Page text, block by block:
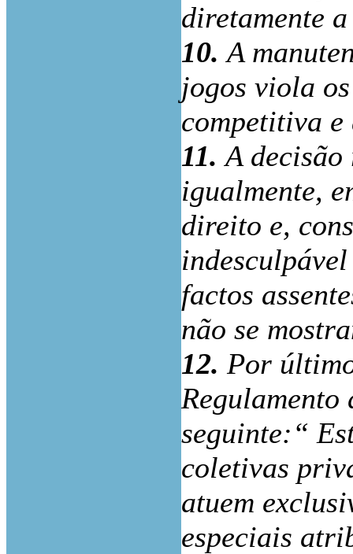
diretamente
10.A
jogos viola
competitiva e
11.A
igualmente,
direito e,
factos
não se
12. Por
Regulamento
seguinte:“
coletivas
atuem
especiais